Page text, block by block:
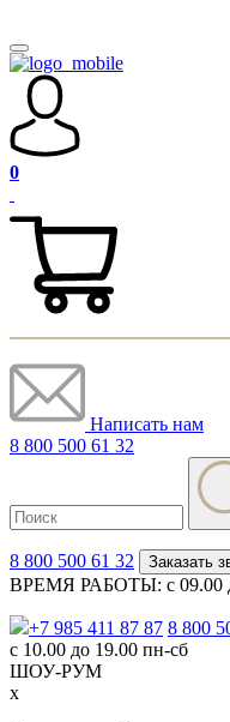
0
Написать нам
8 800 500 61 32
8 800 500 61 32 Заказать
ВРЕМЯ РАБОТЫ: с 09.00
+7 985 411 87 87 8 800
с 10.00 до 19.00 пн-сб
ШОУ-РУМ
x